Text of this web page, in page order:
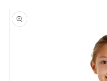
a la
información